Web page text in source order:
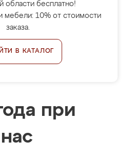
области бесплатно!
мебели: 10% от стоимости
заказа.
В КАТАЛОГ
при